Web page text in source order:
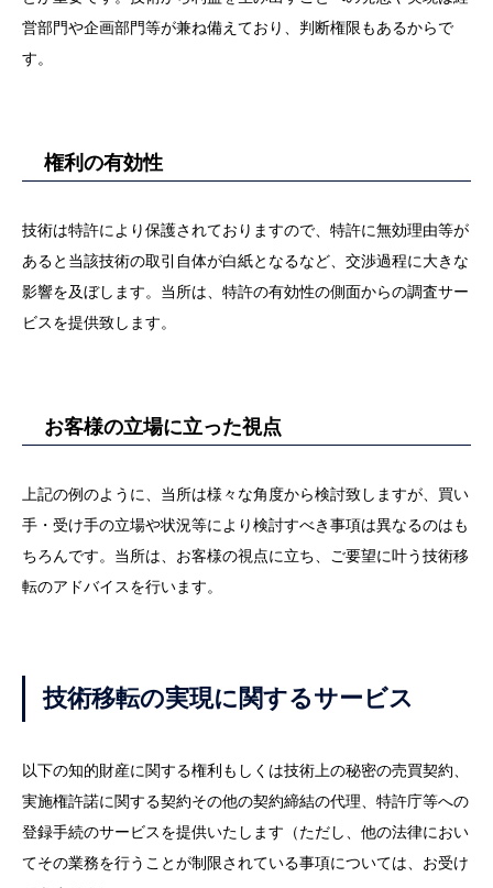
営部門や企画部門等が兼ね備えており、判断権限もあるからで
す。
権利の有効性
技術は特許により保護されておりますので、特許に無効理由等が
あると当該技術の取引自体が白紙となるなど、交渉過程に大きな
影響を及ぼします。当所は、特許の有効性の側面からの調査サー
ビスを提供致します。
お客様の立場に立った視点
上記の例のように、当所は様々な角度から検討致しますが、買い
手・受け手の立場や状況等により検討すべき事項は異なるのはも
ちろんです。当所は、お客様の視点に立ち、ご要望に叶う技術移
転のアドバイスを行います。
技術移転の実現に関するサービス
以下の知的財産に関する権利もしくは技術上の秘密の売買契約、
実施権許諾に関する契約その他の契約締結の代理、特許庁等への
登録手続のサービスを提供いたします（ただし、他の法律におい
てその業務を行うことが制限されている事項については、お受け